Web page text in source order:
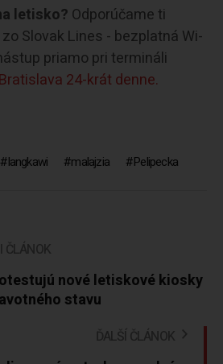
letisko? Odporúčame ti
Slovak Lines - bezplatná Wi-
priamo pri termináli
24-krát denne.
langkawi malajzia Pelipecka
ČLÁNOK
nové letiskové kiosky
stavu
ĎALŠÍ ČLÁNOK